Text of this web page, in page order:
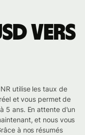
vers
utilise les taux de
et vous permet de
5 ans. En attente d'un
et nous vous
à nos résumés